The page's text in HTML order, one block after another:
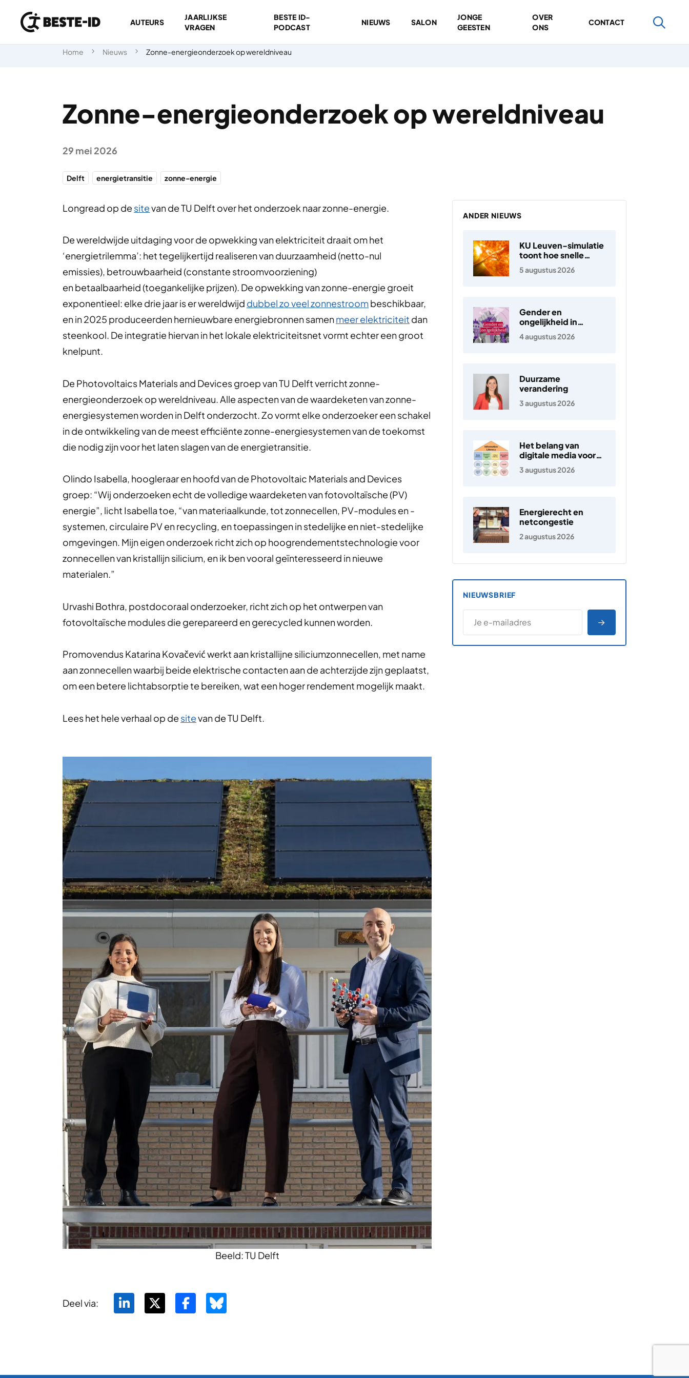
Ga naar inhoud
AUTEURS
JAARLIJKSE
VRAGEN
BESTE ID-
PODCAST
NIEUWS SALON
JONGE
GEESTEN
OVER
ONS
CONTACT
Home Nieuws Zonne-energieonderzoek op wereldniveau
Zonne-energieonderzoek op wereldniveau
29 mei 2026
Delft energietransitie zonne-energie
Longread op de sitevan de TU Delft over het onderzoek naar zonne-energie.
De wereldwijde uitdaging voor de opwekking van elektriciteit draait om het
‘energietrilemma’: het tegelijkertijd realiseren van duurzaamheid (netto-nul
emissies), betrouwbaarheid (constante stroomvoorziening)
en betaalbaarheid (toegankelijke prijzen). De opwekking van zonne-energie groeit
exponentieel: elke drie jaar is er wereldwijd dubbel zo veel zonnestroombeschikbaar,
en in 2025 produceerden hernieuwbare energiebronnen samenmeer elektriciteit dan
steenkool. De integratie hiervan in het lokale elektriciteitsnet vormt echter een groot
knelpunt.
De Photovoltaics Materials and Devices groep van TU Delft verricht zonne-
energieonderzoek op wereldniveau. Alle aspecten van de waardeketen van zonne-
energiesystemen worden in Delft onderzocht. Zo vormt elke onderzoeker een schakel
in de ontwikkeling van de meest efficiënte zonne-energiesystemen van de toekomst
die nodig zijn voor het laten slagen van de energietransitie.
Olindo Isabella, hoogleraar en hoofd van de Photovoltaic Materials and Devices
groep: “Wij onderzoeken echt de volledige waardeketen van fotovoltaïsche (PV)
energie”, licht Isabella toe, “van materiaalkunde, tot zonnecellen, PV-modules en -
systemen, circulaire PV en recycling, en toepassingen in stedelijke en niet-stedelijke
omgevingen. Mijn eigen onderzoek richt zich op hoogrendementstechnologie voor
zonnecellen van kristallijn silicium, en ik ben vooral geïnteresseerd in nieuwe
materialen.”
Urvashi Bothra, postdocoraal onderzoeker, richt zich op het ontwerpen van
fotovoltaïsche modules die gerepareerd en gerecycled kunnen worden.
Promovendus Katarina Kovačević werkt aan kristallijne siliciumzonnecellen, met name
aan zonnecellen waarbij beide elektrische contacten aan de achterzijde zijn geplaatst,
om een betere lichtabsorptie te bereiken, wat een hoger rendement mogelijk maakt.
Lees het hele verhaal op de sitevan de TU Delft.
Beeld: TU Delft
Deel via:
ANDER NIEUWS
KU Leuven-simulatie
toont hoe snelle
elektronen in de
zonnewind ontstaan
5 augustus 2026
Gender en
ongelijkheid in
Nederland
4 augustus 2026
Duurzame
verandering
3 augustus 2026
Het belang van
digitale media voor
jongeren
3 augustus 2026
Energierecht en
netcongestie
2 augustus 2026
NIEUWSBRIEF
E-MAILADRES
*
AANMELDEN